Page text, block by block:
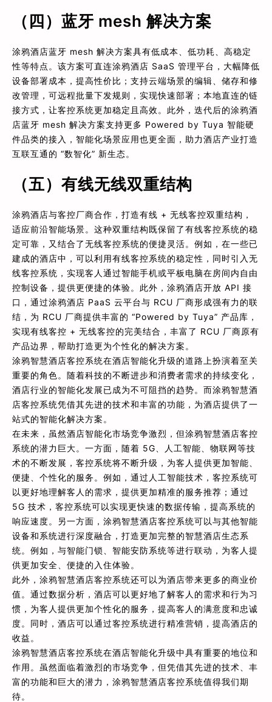
（四）蓝牙 mesh 解决方案
涂鸦酒店蓝牙 mesh 解决方案具有低成本、低功耗、高稳定
性等特点。该方案可直连涂鸦酒店 SaaS 管理平台，大幅降低
设备部署成本，提高性价比；支持云端场景的编辑、储存和修
改管理，可远程批量下发规则，实现快速部署；本地直连的链
接方式，让客控系统更加稳定且高效。此外，迭代后的涂鸦酒
店蓝牙 mesh 解决方案支持更多 Powered by Tuya 智能硬
件品类的接入，智能化场景应用也更全面，助力酒店产业打造
互联互通的 “数智化” 新生态。
（五）有线无线双重结构
涂鸦酒店与客控厂商合作，打造有线 + 无线客控双重结构，
适应前沿智能场景。这种双重结构既保留了有线客控系统的稳
定可靠，又结合了无线客控系统的便捷灵活。例如，在一些已
建成的酒店中，可以利用有线客控系统的稳定性，同时引入无
线客控系统，实现客人通过智能手机或平板电脑在房间内自由
控制设备，提供更便捷的体验。此外，涂鸦酒店开放 API 接
口，通过涂鸦酒店 PaaS 云平台与 RCU 厂商形成强有力的联
结，为 RCU 厂商提供丰富的 “Powered by Tuya” 产品库，
实现有线客控 + 无线客控的完美结合，丰富了 RCU 厂商原有
产品边界，帮助打造更为个性化的解决方案。
涂鸦智慧酒店客控系统在酒店智能化升级的道路上扮演着至关
重要的角色。随着科技的不断进步和消费者需求的持续变化，
酒店行业的智能化发展已成为不可阻挡的趋势。而涂鸦智慧酒
店客控系统凭借其先进的技术和丰富的功能，为酒店提供了一
站式的智能化解决方案。
在未来，虽然酒店智能化市场竞争激烈，但涂鸦智慧酒店客控
系统的潜力巨大。一方面，随着 5G、人工智能、物联网等技
术的不断发展，客控系统将不断升级，为客人提供更加智能、
便捷、个性化的服务。例如，通过人工智能技术，客控系统可
以更好地理解客人的需求，提供更加精准的服务推荐；通过
5G 技术，客控系统可以实现更快速的数据传输，提高系统的
响应速度。另一方面，涂鸦智慧酒店客控系统可以与其他智能
设备和系统进行深度融合，打造更加完整的智慧酒店生态系
统。例如，与智能门锁、智能安防系统等进行联动，为客人提
供更加安全、便捷的入住体验。
此外，涂鸦智慧酒店客控系统还可以为酒店带来更多的商业价
值。通过数据分析，酒店可以更好地了解客人的需求和行为习
惯，为客人提供更加个性化的服务，提高客人的满意度和忠诚
度。同时，酒店可以通过客控系统进行精准营销，提高酒店的
收益。
涂鸦智慧酒店客控系统在酒店智能化升级中具有重要的地位和
作用。虽然面临着激烈的市场竞争，但凭借其先进的技术、丰
富的功能和巨大的潜力，涂鸦智慧酒店客控系统值得我们期
待。